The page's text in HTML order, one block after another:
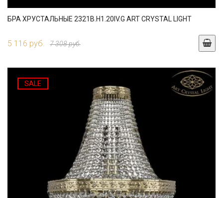
БРА ХРУСТАЛЬНЫЕ 2321B.H1.20IV.G ART CRYSTAL LIGHT
5 116 руб. 7 308 руб.
SALE